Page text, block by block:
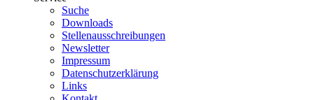
Suche
Downloads
Stellenausschreibungen
Newsletter
Impressum
Datenschutzerklärung
Links